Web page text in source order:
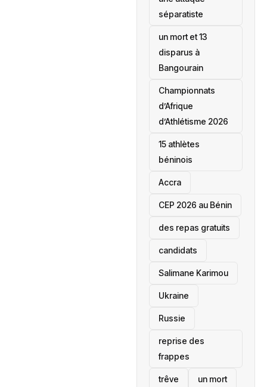
séparatiste
un mort et 13
disparus à
Bangourain
‎Championnats
d’Afrique
d’Athlétisme 2026
15 athlètes
béninois
Accra
‎CEP 2026 au Bénin
des repas gratuits
candidats
Salimane Karimou
Ukraine
Russie
reprise des
frappes
trêve un mort